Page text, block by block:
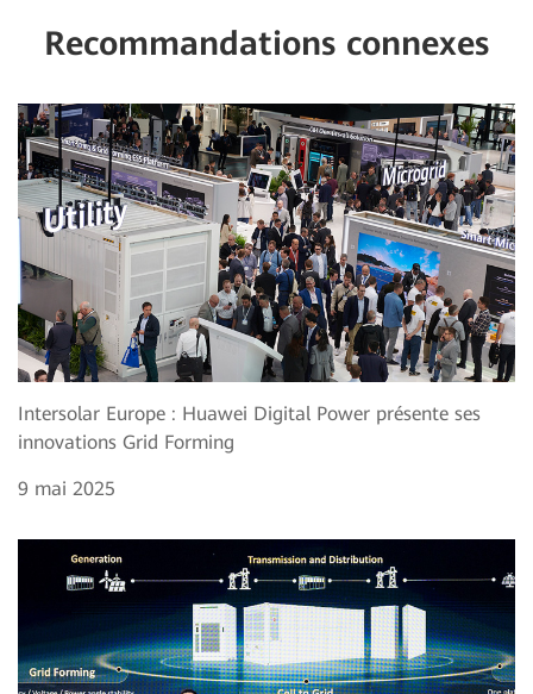
Recommandations connexes
Intersolar Europe : Huawei Digital Power présente ses
innovations Grid Forming
9 mai 2025